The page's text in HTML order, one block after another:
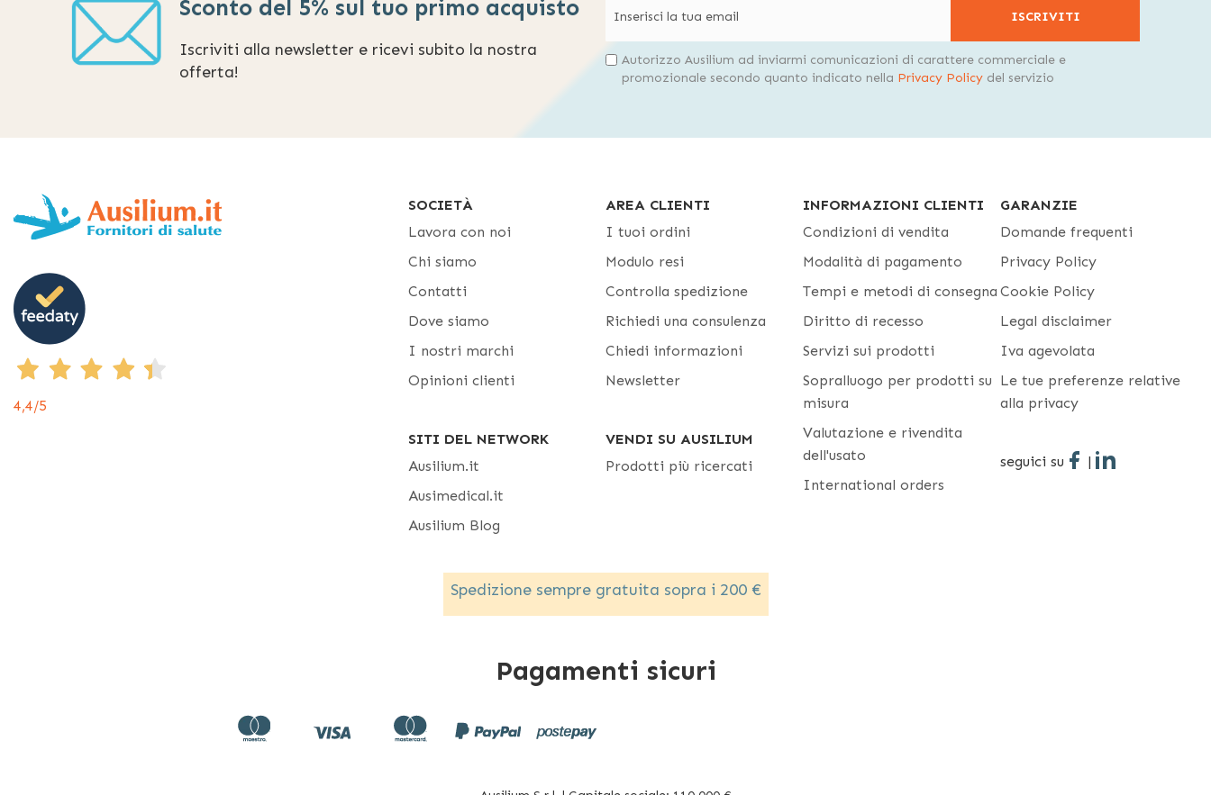
Sconto del 5% sul tuo primo acquisto
Iscriviti alla newsletter e ricevi subito la nostra
offerta!
ISCRIVITI
Autorizzo Ausilium ad inviarmi comunicazioni di carattere commerciale e
promozionale secondo quanto indicato nella Privacy Policy del servizio
4,4/5
SOCIETÀ
Lavora con noi
Chi siamo
Contatti
Dove siamo
I nostri marchi
Opinioni clienti
SITI DEL NETWORK
Ausilium.it
Ausimedical.it
Ausilium Blog
AREA CLIENTI
I tuoi ordini
Modulo resi
Controlla spedizione
Richiedi una consulenza
Chiedi informazioni
Newsletter
VENDI SU AUSILIUM
Prodotti più ricercati
INFORMAZIONI CLIENTI
Condizioni di vendita
Modalità di pagamento
Tempi e metodi di consegna
Diritto di recesso
Servizi sui prodotti
Sopralluogo per prodotti su
misura
Valutazione e rivendita
dell'usato
International orders
GARANZIE
Domande frequenti
Privacy Policy
Cookie Policy
Legal disclaimer
Iva agevolata
Le tue preferenze relative
alla privacy
seguici su |
Spedizione sempre gratuita sopra i 200 €
Pagamenti sicuri